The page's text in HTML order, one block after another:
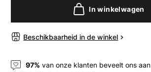
In winkelwagen
Beschikbaarheid in de winkel
97% van onze klanten beveelt ons aan